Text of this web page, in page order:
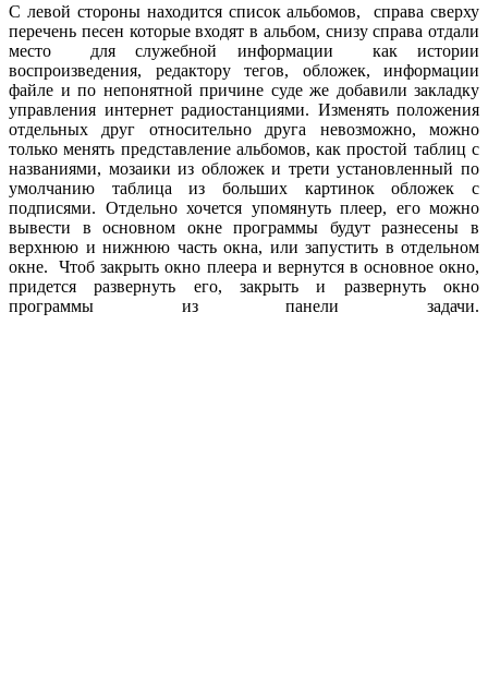
С левой стороны находится список альбомов, справа сверху
перечень песен которые входят в альбом, снизу справа отдали
место для служебной информации как истории
воспроизведения, редактору тегов, обложек, информации
файле и по непонятной причине суде же добавили закладку
управления интернет радиостанциями. Изменять положения
отдельных друг относительно друга невозможно, можно
только менять представление альбомов, как простой таблиц с
названиями, мозаики из обложек и трети установленный по
умолчанию таблица из больших картинок обложек с
подписями. Отдельно хочется упомянуть плеер, его можно
вывести в основном окне программы будут разнесены в
верхнюю и нижнюю часть окна, или запустить в отдельном
окне. Чтоб закрыть окно плеера и вернутся в основное окно,
придется развернуть его, закрыть и развернуть окно
программы из панели задачи.